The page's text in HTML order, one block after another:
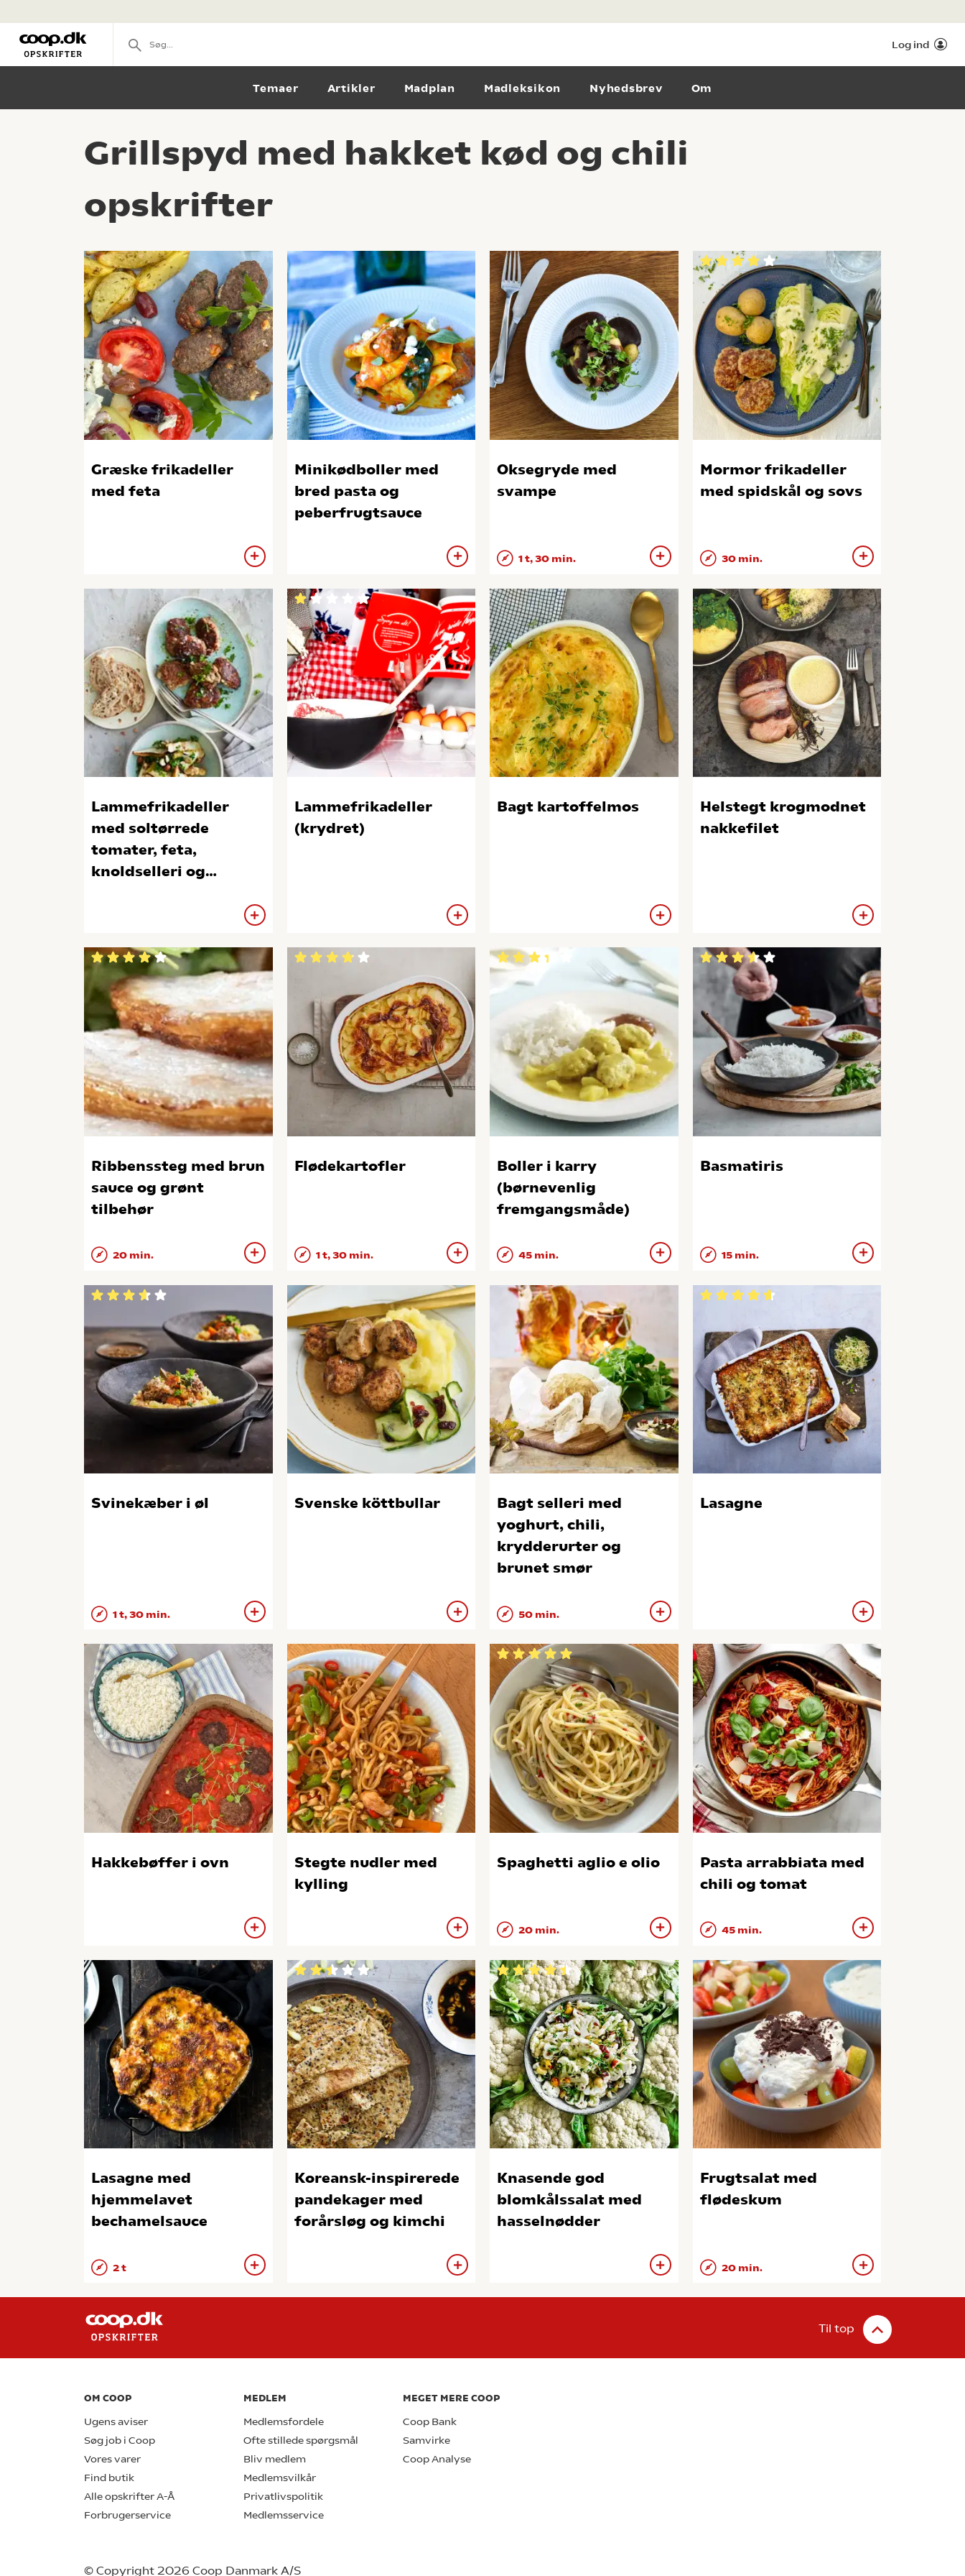
Log ind
Temaer Artikler Madplan Madleksikon Nyhedsbrev Om
Grillspyd med hakket kød og chili
opskrifter
Græske frikadeller
med feta
Minikødboller med
bred pasta og
peberfrugtsauce
Oksegryde med
svampe
1 t, 30 min.
Mormor frikadeller
med spidskål og sovs
30 min.
Lammefrikadeller
med soltørrede
tomater, feta,
knoldselleri og
Lammefrikadeller
(krydret)
Bagt kartoffelmos
Helstegt krogmodnet
nakkefilet
Ribbenssteg med brun
sauce og grønt
tilbehør
20 min.
Flødekartofler
1 t, 30 min.
Boller i karry
(børnevenlig
fremgangsmåde)
45 min.
Basmatiris
15 min.
Svinekæber i øl
1 t, 30 min.
Svenske köttbullar
Bagt selleri med
yoghurt, chili,
krydderurter og
brunet smør
50 min.
Lasagne
Hakkebøffer i ovn
Stegte nudler med
kylling
Spaghetti aglio e olio
20 min.
Pasta arrabbiata med
chili og tomat
45 min.
Lasagne med
hjemmelavet
bechamelsauce
2 t
Koreansk-inspirerede
pandekager med
forårsløg og kimchi
Knasende god
blomkålssalat med
hasselnødder
Frugtsalat med
flødeskum
20 min.
Til top
OM COOP
Ugens aviser
Søg job i Coop
Vores varer
Find butik
Alle opskrifter A-Å
Forbrugerservice
MEDLEM
Medlemsfordele
Ofte stillede spørgsmål
Bliv medlem
Medlemsvilkår
Privatlivspolitik
Medlemsservice
MEGET MERE COOP
Coop Bank
Samvirke
Coop Analyse
© Copyright 2026 Coop Danmark A/S